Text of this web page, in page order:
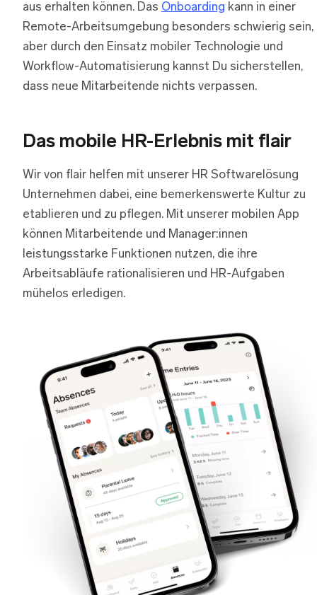
aus erhalten können. Das Onboarding kann in einer
Remote-Arbeitsumgebung besonders schwierig sein,
aber durch den Einsatz mobiler Technologie und
Workflow-Automatisierung kannst Du sicherstellen,
dass neue Mitarbeitende nichts verpassen.
Das mobile HR-Erlebnis mit flair
Wir von flair helfen mit unserer HR Softwarelösung
Unternehmen dabei, eine bemerkenswerte Kultur zu
etablieren und zu pflegen. Mit unserer mobilen App
können Mitarbeitende und Manager:innen
leistungsstarke Funktionen nutzen, die ihre
Arbeitsabläufe rationalisieren und HR-Aufgaben
mühelos erledigen.